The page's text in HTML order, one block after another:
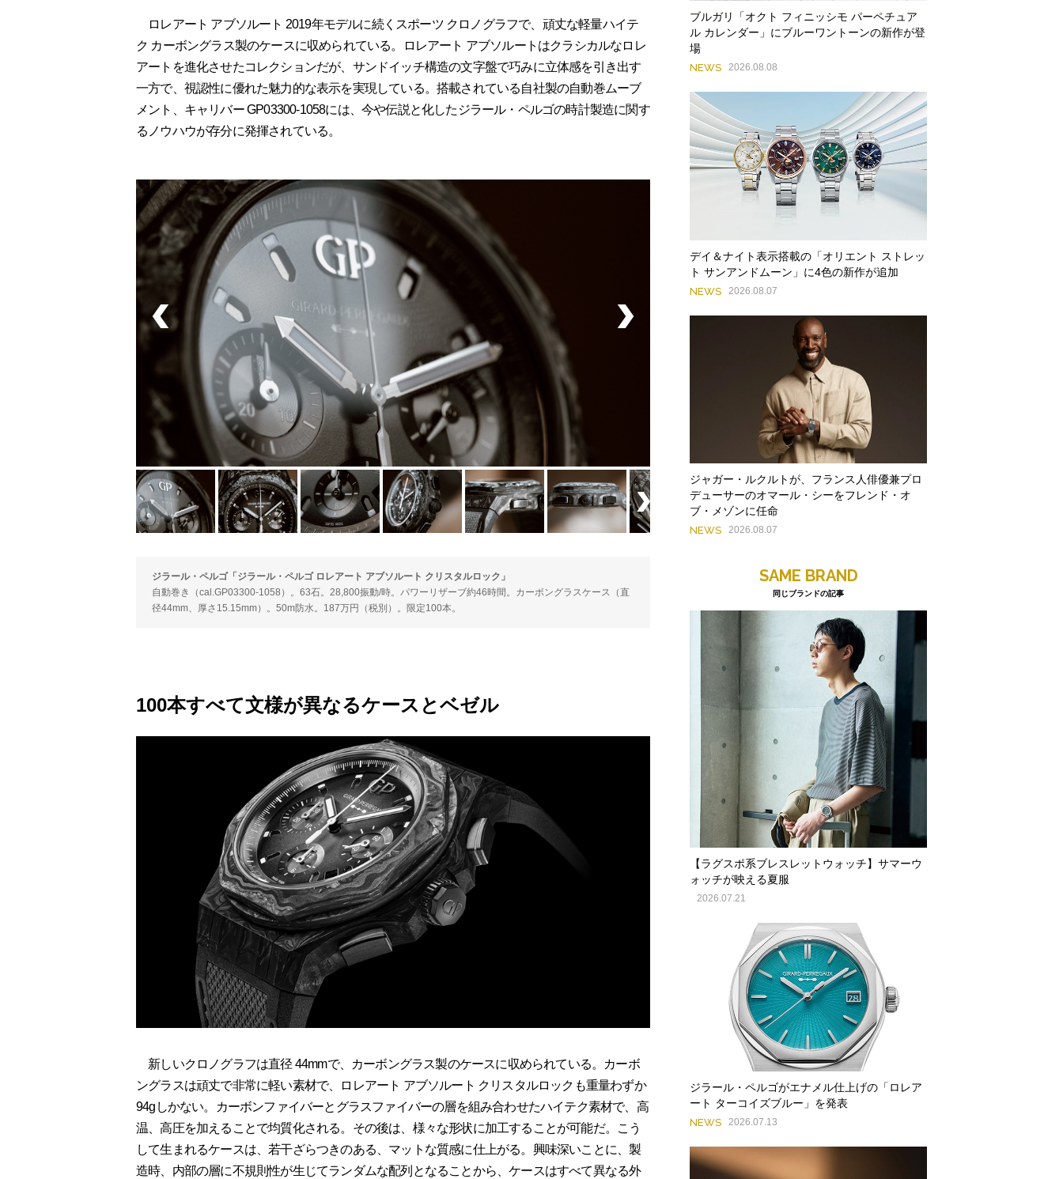
ロレアート アブソルート 2019年モデルに続くスポーツ クロノグラフで、頑丈な軽量ハイテ
ク カーボングラス製のケースに収められている。ロレアート アブソルートはクラシカルなロレ
アートを進化させたコレクションだが、サンドイッチ構造の文字盤で巧みに立体感を引き出す
一方で、視認性に優れた魅力的な表示を実現している。搭載されている自社製の自動巻ムーブ
メント、キャリバー GP03300-1058には、今や伝説と化したジラール・ペルゴの時計製造に関す
るノウハウが存分に発揮されている。
ジラール・ペルゴ「ジラール・ペルゴ ロレアート アブソルート クリスタルロック」
自動巻き（cal.GP03300-1058）。63石。28,800振動/時。パワーリザーブ約46時間。カーボングラスケース（直
径44mm、厚さ15.15mm）。50m防水。187万円（税別）。限定100本。
100本すべて文様が異なるケースとベゼル
新しいクロノグラフは直径 44mmで、カーボングラス製のケースに収められている。カーボ
ングラスは頑丈で非常に軽い素材で、ロレアート アブソルート クリスタルロックも重量わずか
94gしかない。カーボンファイバーとグラスファイバーの層を組み合わせたハイテク素材で、高
温、高圧を加えることで均質化される。その後は、様々な形状に加工することが可能だ。こう
して生まれるケースは、若干ざらつきのある、マットな質感に仕上がる。興味深いことに、製
造時、内部の層に不規則性が生じてランダムな配列となることから、ケースはすべて異なる外
ブルガリ「オクト フィニッシモ パーペチュア
ル カレンダー」にブルーワントーンの新作が登
場
NEWS 2026.08.08
デイ＆ナイト表示搭載の「オリエント ストレッ
ト サンアンドムーン」に4色の新作が追加
NEWS 2026.08.07
ジャガー・ルクルトが、フランス人俳優兼プロ
デューサーのオマール・シーをフレンド・オ
ブ・メゾンに任命
NEWS 2026.08.07
SAME BRAND
同じブランドの記事
【ラグスポ系ブレスレットウォッチ】サマーウ
ォッチが映える夏服
2026.07.21
ジラール・ペルゴがエナメル仕上げの「ロレア
ート ターコイズブルー」を発表
NEWS 2026.07.13